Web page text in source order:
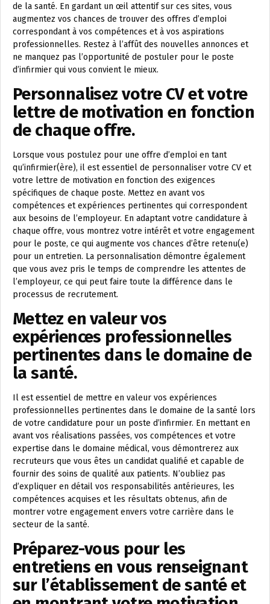
de la santé. En gardant un œil attentif sur ces sites, vous
augmentez vos chances de trouver des offres d’emploi
correspondant à vos compétences et à vos aspirations
professionnelles. Restez à l’affût des nouvelles annonces et
ne manquez pas l’opportunité de postuler pour le poste
d’infirmier qui vous convient le mieux.
Personnalisez votre CV et votre
lettre de motivation en fonction
de chaque offre.
Lorsque vous postulez pour une offre d’emploi en tant
qu’infirmier(ère), il est essentiel de personnaliser votre CV et
votre lettre de motivation en fonction des exigences
spécifiques de chaque poste. Mettez en avant vos
compétences et expériences pertinentes qui correspondent
aux besoins de l’employeur. En adaptant votre candidature à
chaque offre, vous montrez votre intérêt et votre engagement
pour le poste, ce qui augmente vos chances d’être retenu(e)
pour un entretien. La personnalisation démontre également
que vous avez pris le temps de comprendre les attentes de
l’employeur, ce qui peut faire toute la différence dans le
processus de recrutement.
Mettez en valeur vos
expériences professionnelles
pertinentes dans le domaine de
la santé.
Il est essentiel de mettre en valeur vos expériences
professionnelles pertinentes dans le domaine de la santé lors
de votre candidature pour un poste d’infirmier. En mettant en
avant vos réalisations passées, vos compétences et votre
expertise dans le domaine médical, vous démontrerez aux
recruteurs que vous êtes un candidat qualifié et capable de
fournir des soins de qualité aux patients. N’oubliez pas
d’expliquer en détail vos responsabilités antérieures, les
compétences acquises et les résultats obtenus, afin de
montrer votre engagement envers votre carrière dans le
secteur de la santé.
Préparez-vous pour les
entretiens en vous renseignant
sur l’établissement de santé et